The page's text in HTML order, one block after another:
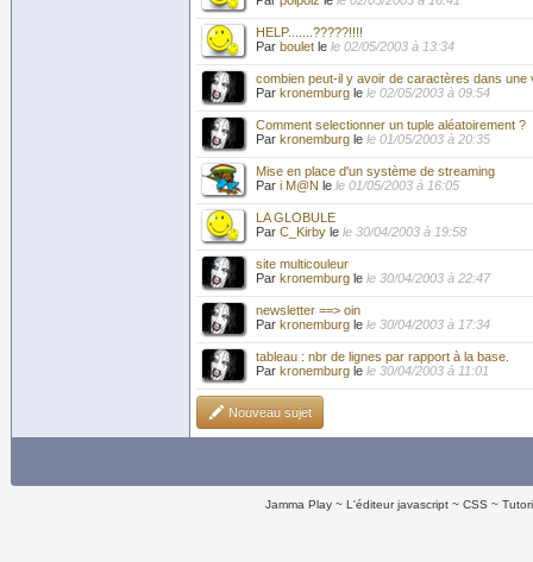
HELP.......?????!!!!
Par boulet le le 02/05/2003 à 13:34
combien peut-il y avoir de caractères dans une
Par kronemburg le le 02/05/2003 à 09:54
Comment selectionner un tuple aléatoirement ?
Par kronemburg le le 01/05/2003 à 20:35
Mise en place d'un système de streaming
Par i M@N le le 01/05/2003 à 16:05
LA GLOBULE
Par C_Kirby le le 30/04/2003 à 19:58
site multicouleur
Par kronemburg le le 30/04/2003 à 22:47
newsletter ==> oin
Par kronemburg le le 30/04/2003 à 17:34
tableau : nbr de lignes par rapport à la base.
Par kronemburg le le 30/04/2003 à 11:01
Nouveau sujet
Jamma Play L'éditeur javascript CSS